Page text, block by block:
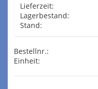
Lieferzeit:
Lagerbestand:
Stand:
Bestellnr.:
Einheit: